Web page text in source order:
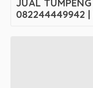
JUAL
082244449942 |